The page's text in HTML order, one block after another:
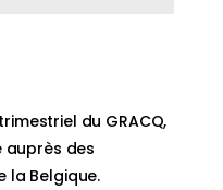
du GRACQ,
auprès des
la Belgique.